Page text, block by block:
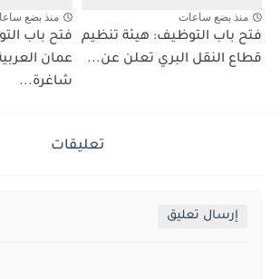
منذ بضع ساعات
فتح باب التوظيف: هيئة تنظيم
قطاع النقل البري تعلن عن...
منذ بضع
فتح باب
عمان
شاغرة...
تعليقات
إرسال تعليق